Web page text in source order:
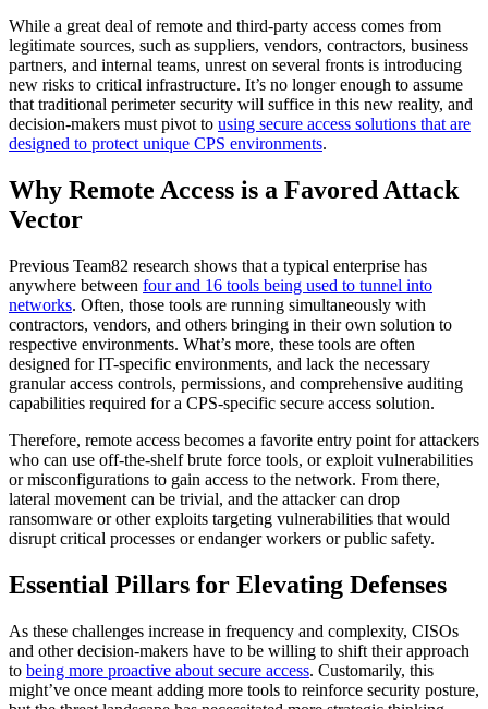
While a great deal of remote and third-party access comes from
legitimate sources, such as suppliers, vendors, contractors, business
partners, and internal teams, unrest on several fronts is introducing
new risks to critical infrastructure. It’s no longer enough to assume
that traditional perimeter security will suffice in this new reality, and
decision-makers must pivot to using secure access solutions that are
designed to protect unique CPS environments.
Why Remote Access is a Favored Attack
Vector
Previous Team82 research shows that a typical enterprise has
anywhere between four and 16 tools being used to tunnel into
networks. Often, those tools are running simultaneously with
contractors, vendors, and others bringing in their own solution to
respective environments. What’s more, these tools are often
designed for IT-specific environments, and lack the necessary
granular access controls, permissions, and comprehensive auditing
capabilities required for a CPS-specific secure access solution.
Therefore, remote access becomes a favorite entry point for attackers
who can use off-the-shelf brute force tools, or exploit vulnerabilities
or misconfigurations to gain access to the network. From there,
lateral movement can be trivial, and the attacker can drop
ransomware or other exploits targeting vulnerabilities that would
disrupt critical processes or endanger workers or public safety.
Essential Pillars for Elevating Defenses
As these challenges increase in frequency and complexity, CISOs
and other decision-makers have to be willing to shift their approach
to being more proactive about secure access. Customarily, this
might’ve once meant adding more tools to reinforce security posture,